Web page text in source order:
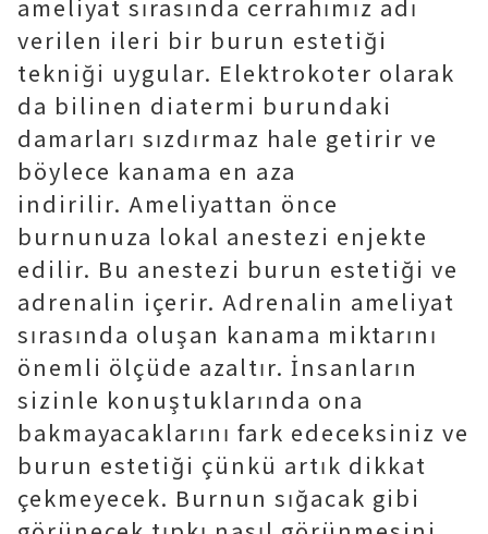
ameliyat sırasında cerrahımız adı
verilen ileri bir burun estetiği
tekniği uygular. Elektrokoter olarak
da bilinen diatermi burundaki
damarları sızdırmaz hale getirir ve
böylece kanama en aza
indirilir. Ameliyattan önce
burnunuza lokal anestezi enjekte
edilir. Bu anestezi burun estetiği ve
adrenalin içerir. Adrenalin ameliyat
sırasında oluşan kanama miktarını
önemli ölçüde azaltır. İnsanların
sizinle konuştuklarında ona
bakmayacaklarını fark edeceksiniz ve
burun estetiği çünkü artık dikkat
çekmeyecek. Burnun sığacak gibi